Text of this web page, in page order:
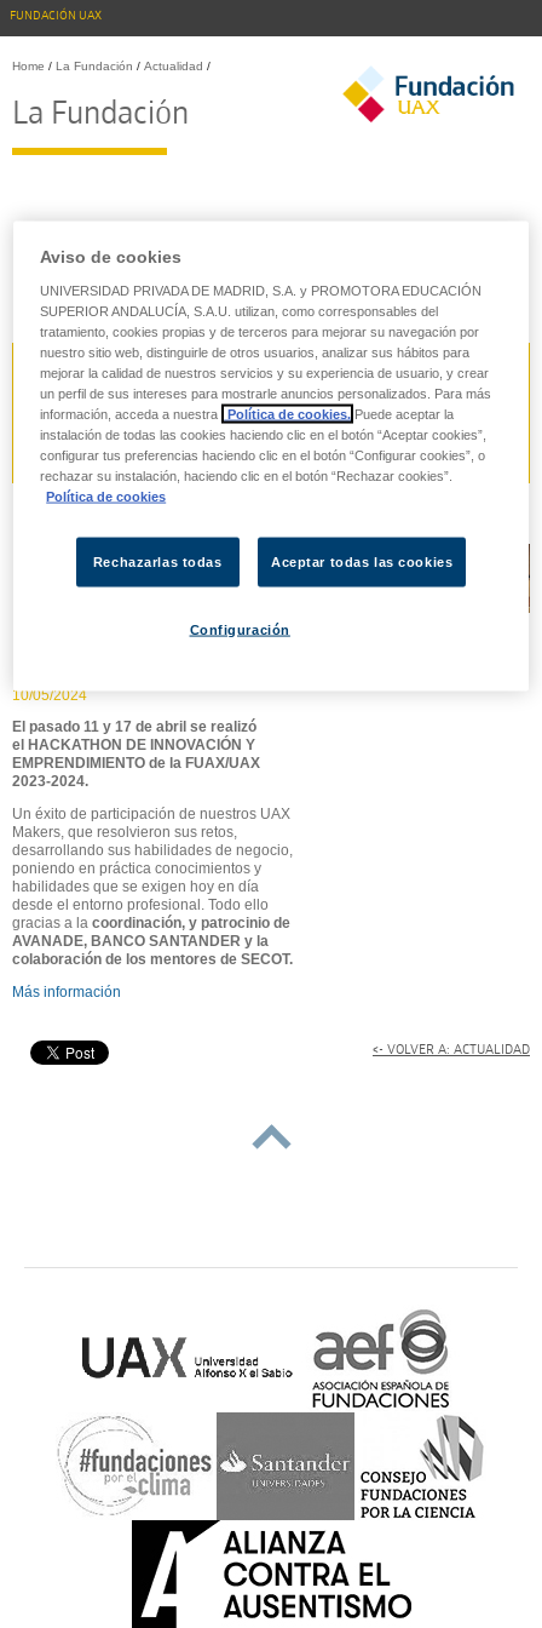
FUNDACIÓN UAX
Home / La Fundación / Actualidad /
La Fundación
Misión, visión y valores ¿Quiénes somos? Actualidad
HACKATHON DE
INNOVACIÓN Y
EMPRENDIMIENTO DE LA
FUAX/UAX 2023-2024
10/05/2024
El pasado 11 y 17 de abril se realizó
el HACKATHON DE INNOVACIÓN Y
EMPRENDIMIENTO de la FUAX/UAX
2023-2024.
Un éxito de participación de nuestros UAX
Makers, que resolvieron sus retos,
desarrollando sus habilidades de negocio,
poniendo en práctica conocimientos y
habilidades que se exigen hoy en día
desde el entorno profesional. Todo ello
gracias a la coordinación, y patrocinio de
AVANADE, BANCO SANTANDER y la
colaboración de los mentores de SECOT.
Más información
<- VOLVER A: ACTUALIDAD
Aviso de cookies
UNIVERSIDAD PRIVADA DE MADRID, S.A. y PROMOTORA EDUCACIÓN
SUPERIOR ANDALUCÍA, S.A.U. utilizan, como corresponsables del
tratamiento, cookies propias y de terceros para mejorar su navegación por
nuestro sitio web, distinguirle de otros usuarios, analizar sus hábitos para
mejorar la calidad de nuestros servicios y su experiencia de usuario, y crear
un perfil de sus intereses para mostrarle anuncios personalizados. Para más
información, acceda a nuestra
Política de cookies. Puede aceptar la
instalación de todas las cookies haciendo clic en el botón “Aceptar cookies”,
configurar tus preferencias haciendo clic en el botón “Configurar cookies”, o
rechazar su instalación, haciendo clic en el botón “Rechazar cookies”.
Política de cookies
Rechazarlas todas Aceptar todas las cookies
Configuración